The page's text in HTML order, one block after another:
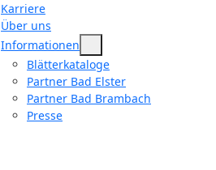
Karriere
Über uns
Informationen
Blätterkataloge
Partner Bad Elster
Partner Bad Brambach
Presse